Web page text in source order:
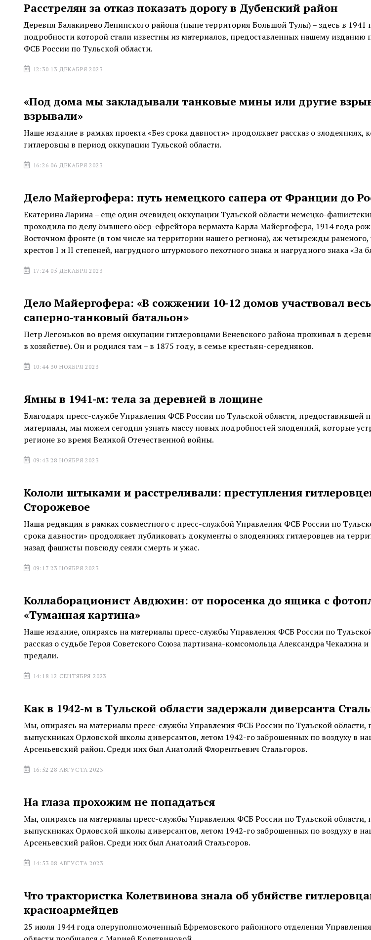
Расстрелян за отказ показать дорогу в Дубенский район
Деревня Балакирево Ленинского района (ныне территория Большой Тулы) – здесь в 1941
подробности которой стали известны из материалов, предоставленных нашему изданию
ФСБ России по Тульской области.
12:30 13 ДЕКАБРЯ 2023
«Под дома мы закладывали танковые мины или другие
взрывали»
Наше издание в рамках проекта «Без срока давности» продолжает рассказ о злодеяниях,
гитлеровцы в период оккупации Тульской области.
16:26 06 ДЕКАБРЯ 2023
Дело Майергофера: путь немецкого сапера от Франции до
Екатерина Ларина – еще один очевидец оккупации Тульской области немецко-
проходила по делу бывшего обер-ефрейтора вермахта Карла Майергофера, 1914 года
Восточном фронте (в том числе на территории нашего региона), аж четырежды
крестов I и II степеней, нагрудного штурмового пехотного знака и нагрудного знака «За
17:24 05 ДЕКАБРЯ 2023
Дело Майергофера: «В сожжении 10-12 домов участвовал
саперно-танковый батальон»
Петр Легоньков во время оккупации гитлеровцами Веневского района проживал в
в хозяйстве). Он и родился там – в 1875 году, в семье крестьян-середняков.
10:44 30 НОЯБРЯ 2023
Ямны в 1941-м: тела за деревней в лощине
Благодаря пресс-службе Управления ФСБ России по Тульской области, предоставившей
материалы, мы можем сегодня узнать массу новых подробностей злодеяний, которые
регионе во время Великой Отечественной войны.
09:43 28 НОЯБРЯ 2023
Кололи штыками и расстреливали: преступления
Сторожевое
Наша редакция в рамках совместного с пресс-службой Управления ФСБ России по
срока давности» продолжает публиковать документы о злодеяниях гитлеровцев на
назад фашисты повсюду сеяли смерть и ужас.
09:17 23 НОЯБРЯ 2023
Коллаборационист Авдюхин: от поросенка до ящика с
«Туманная картина»
Наше издание, опираясь на материалы пресс-службы Управления ФСБ России по
рассказ о судьбе Героя Советского Союза партизана-комсомольца Александра Чекалина
предали.
14:18 12 СЕНТЯБРЯ 2023
Как в 1942-м в Тульской области задержали диверсанта
Мы, опираясь на материалы пресс-службы Управления ФСБ России по Тульской области,
выпускниках Орловской школы диверсантов, летом 1942-го заброшенных по воздуху в
Арсеньевский район. Среди них был Анатолий Флорентьевич Стальгоров.
16:52 28 АВГУСТА 2023
На глаза прохожим не попадаться
Мы, опираясь на материалы пресс-службы Управления ФСБ России по Тульской области,
выпускниках Орловской школы диверсантов, летом 1942-го заброшенных по воздуху в
Арсеньевский район. Среди них был Анатолий Стальгоров.
14:53 08 АВГУСТА 2023
Что трактористка Колетвинова знала об убийстве
красноармейцев
25 июля 1944 года оперуполномоченный Ефремовского районного отделения